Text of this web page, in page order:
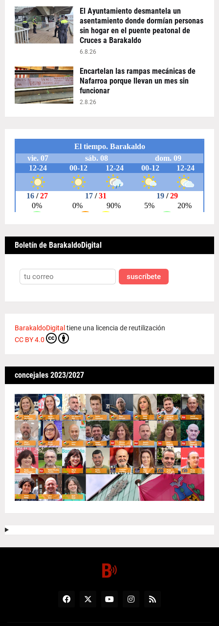
El Ayuntamiento desmantela un
asentamiento donde dormían personas
sin hogar en el puente peatonal de
Cruces a Barakaldo
6.8.26
Encartelan las rampas mecánicas de
Nafarroa porque llevan un mes sin
funcionar
2.8.26
Boletín de BarakaldoDigital
suscríbete
BarakaldoDigital tiene una licencia de reutilización
CC BY 4.0
concejales 2023/2027